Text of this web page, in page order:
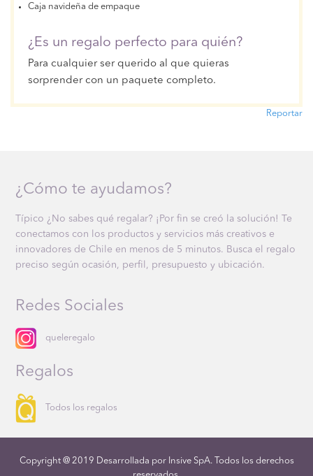
Caja navideña de empaque
¿Es un regalo perfecto para quién?
Para cualquier ser querido al que quieras
sorprender con un paquete completo.
Reportar
¿Cómo te ayudamos?
Típico ¿No sabes qué regalar? ¡Por fin se creó la solución! Te
conectamos con los productos y servicios más creativos e
innovadores de Chile en menos de 5 minutos. Busca el regalo
preciso según ocasión, perfil, presupuesto y ubicación.
Redes Sociales
queleregalo
Regalos
Todos los regalos
Copyright @ 2019 Desarrollada por Insive SpA. Todos los derechos